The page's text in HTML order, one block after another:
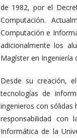
de 1982, por el
Computación.
Computación e
adicionalmente los
Magíster en Ingeniería
Desde su creación,
tecnologías de
ingenieros con sólidas
responsabilidad
Informática de la